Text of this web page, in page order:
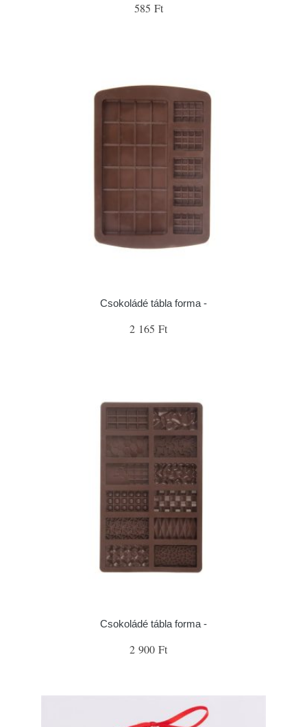
585 Ft
Csokoládé tábla forma -
2 165 Ft
Csokoládé tábla forma -
2 900 Ft